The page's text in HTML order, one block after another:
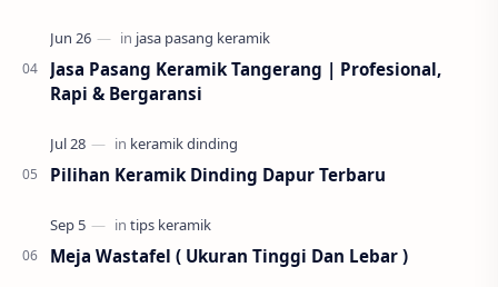
Jasa Pasang Keramik Tangerang | Profesional,
Rapi & Bergaransi
Pilihan Keramik Dinding Dapur Terbaru
Meja Wastafel ( Ukuran Tinggi Dan Lebar )